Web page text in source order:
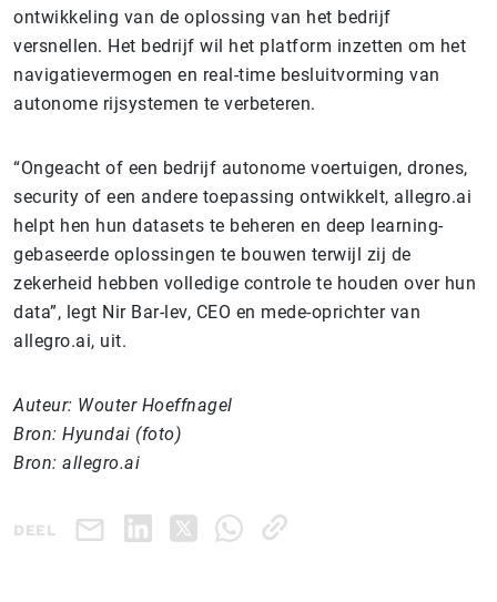
ontwikkeling van de oplossing van het bedrijf
versnellen. Het bedrijf wil het platform inzetten om het
navigatievermogen en real-time besluitvorming van
autonome rijsystemen te verbeteren.
“Ongeacht of een bedrijf autonome voertuigen, drones,
security of een andere toepassing ontwikkelt, allegro.ai
helpt hen hun datasets te beheren en deep learning-
gebaseerde oplossingen te bouwen terwijl zij de
zekerheid hebben volledige controle te houden over hun
data”, legt Nir Bar-lev, CEO en mede-oprichter van
allegro.ai, uit.
Auteur: Wouter Hoeffnagel
Bron: Hyundai (foto)
Bron: allegro.ai
DEEL